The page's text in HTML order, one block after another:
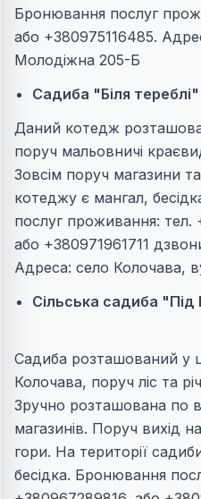
Бронювання послуг
або +380975116485.
Молодіжна 205-Б
Садиба "Біля тереблі"
Даний котедж
поруч мальовничі
Зовсім поруч магазини
котеджу є мангал,
послуг проживання: тел.
або +380971961711
Адреса: село Колочава,
Сільська садиба
Садиба розташований у
Колочава, поруч ліс та
Зручно розташована по
магазинів. Поруч вихід
гори. На території
бесідка. Бронювання